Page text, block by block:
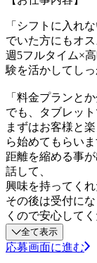
「シフトに入れ
でいた方にもオス
週5フルタイム×
験を活かしてしっ
「料金プランと
でも、タブレッ
まずはお客様と
ら始めてもらいま
距離を縮める事
話して、
興味を持ってく
その後は受付に
くので安心して
全て表示
応募画面に進む